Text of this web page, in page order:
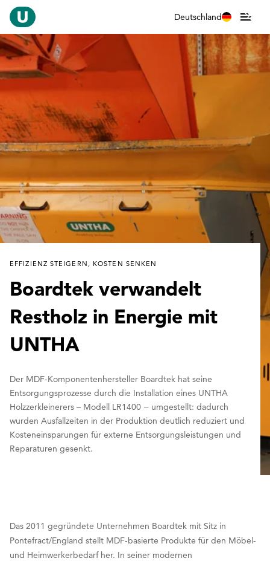
Deutschland
EFFIZIENZ STEIGERN, KOSTEN SENKEN
Boardtek verwandelt
Restholz in Energie mit
UNTHA
Der MDF-Komponentenhersteller Boardtek hat seine
Entsorgungsprozesse durch die Installation eines UNTHA
Holzzerkleinerers – Modell LR1400 − umgestellt: dadurch
wurden Ausfallzeiten in der Produktion deutlich reduziert und
Kosteneinsparungen für externe Entsorgungsleistungen und
Reparaturen gesenkt.
Das 2011 gegründete Unternehmen Boardtek mit Sitz in
Pontefract/England stellt MDF-basierte Produkte für den Möbel-
und Heimwerkerbedarf her. In seiner modernen